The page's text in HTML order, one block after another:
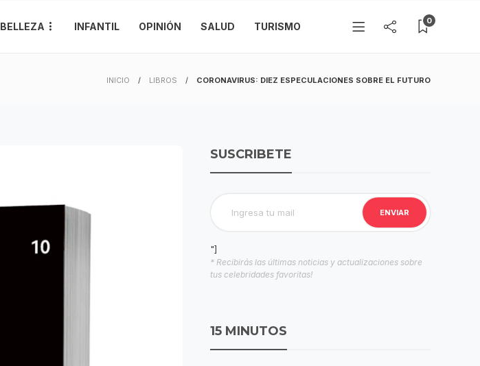
BELLEZA INFANTIL OPINIÓN SALUD TURISMO 0
INICIO LIBROS CORONAVIRUS: DIEZ ESPECULACIONES SOBRE EL FUTURO
SUSCRIBETE
"]
* Recibirás las últimas noticias y actualizaciones sobre
tus celebridades favoritas!
15 MINUTOS